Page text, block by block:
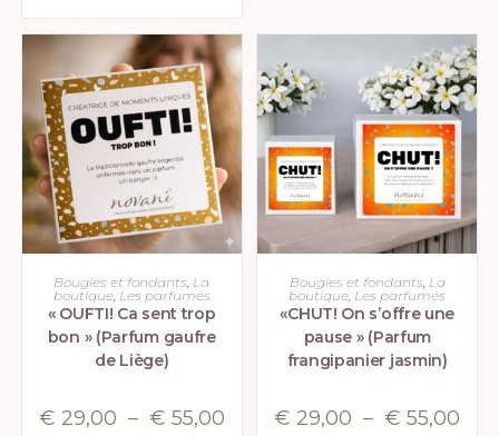
CHOIX DES OPTIONS
Bougies et fondants La
boutique, Les parfumés
« OUFTI! Ca sent trop
bon » (Parfum gaufre
de Liège)
€ 29,00 – € 55,00
CHOIX DES OPTIONS
Bougies et fondants La
boutique Les parfumés
«CHUT! On s’offre une
pause » (Parfum
frangipanier jasmin)
€ 29,00 – € 55,00